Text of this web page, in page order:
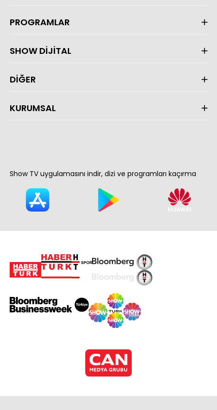
PROGRAMLAR
SHOW DİJİTAL
DİĞER
KURUMSAL
Show TV uygulamasını indir, dizi ve programları kaçırma